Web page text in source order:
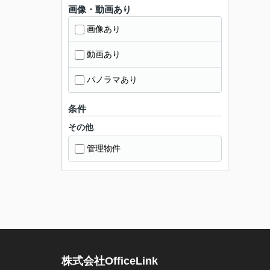
画像・動画あり
画像あり
動画あり
パノラマあり
条件
その他
管理物件
株式会社OfficeLink